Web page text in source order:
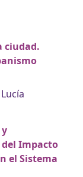
ciudad.
Lucía
Impacto
el Sistema